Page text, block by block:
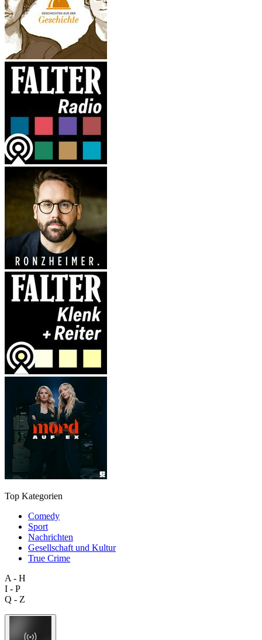
Top Kategorien
Comedy
Sport
Nachrichten
Gesellschaft und Kultur
True Crime
A - H
I - P
Q - Z